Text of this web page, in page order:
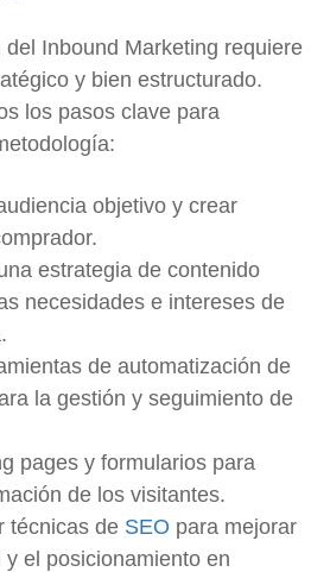
Inbound Marketing requiere
y bien estructurado.
los pasos clave para
objetivo y crear
estrategia de contenido
necesidades e intereses de
de automatización de
la gestión y seguimiento de
pages y formularios para
de los visitantes.
técnicas de SEO para mejorar
y el posicionamiento en